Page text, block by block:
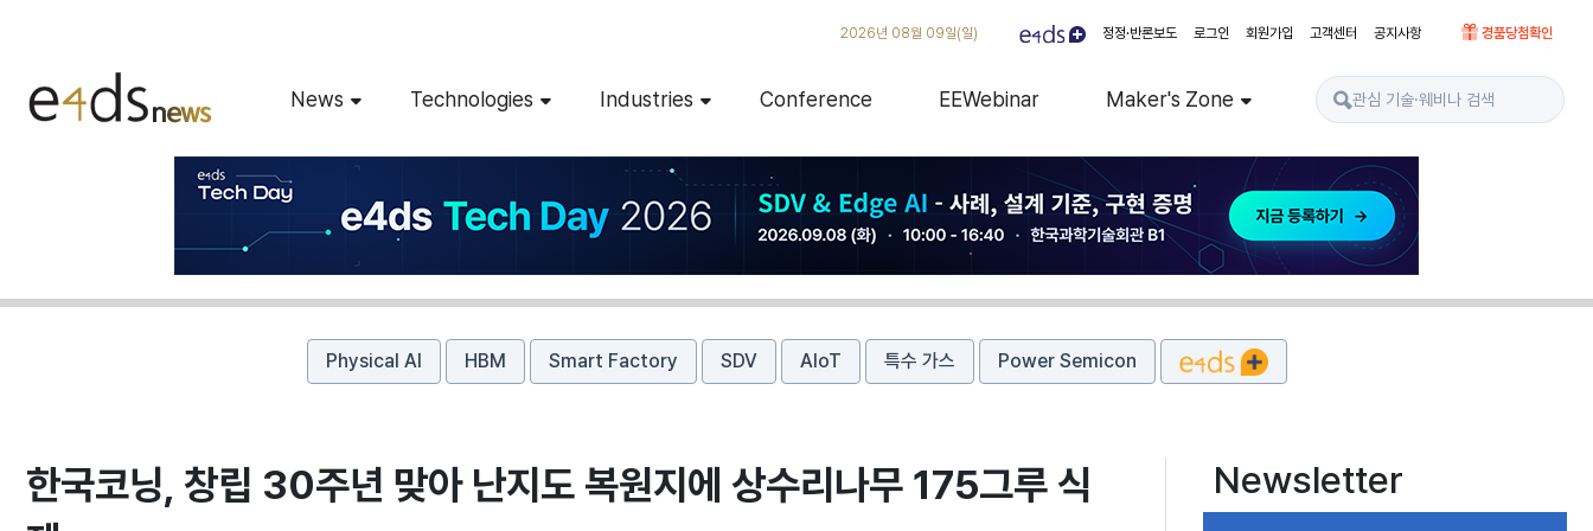
2026년 08월 09일(일) 정정·반론보도 로그인 회원가입 고객센터 공지사항 경품당첨확인
News Technologies Industries Conference EEWebinar Maker's Zone
Physical AI HBM Smart Factory SDV AIoT 특수 가스 Power Semicon
한국코닝, 창립 30주년 맞아 난지도 복원지에 상수리나무 175그루 식
Newsletter